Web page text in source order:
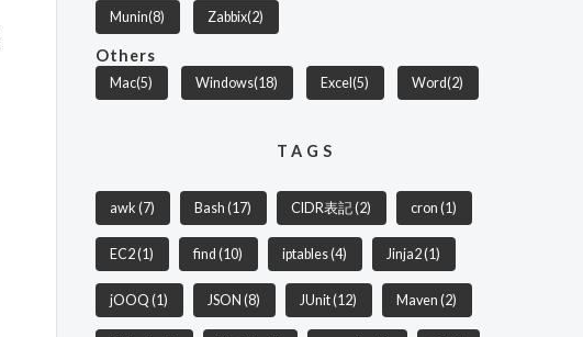
Munin(8) Zabbix(2)
Others
Mac(5) Windows(18) Excel(5) Word(2)
TAGS
awk(7) Bash(17) CIDR表記(2) cron(1)
EC2(1) find(10) iptables(4) Jinja2(1)
jOOQ(1) JSON(8) JUnit(12) Maven(2)